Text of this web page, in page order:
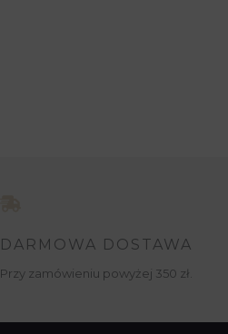
DARMOWA DOSTAWA
Przy zamówieniu powyżej 350 zł.